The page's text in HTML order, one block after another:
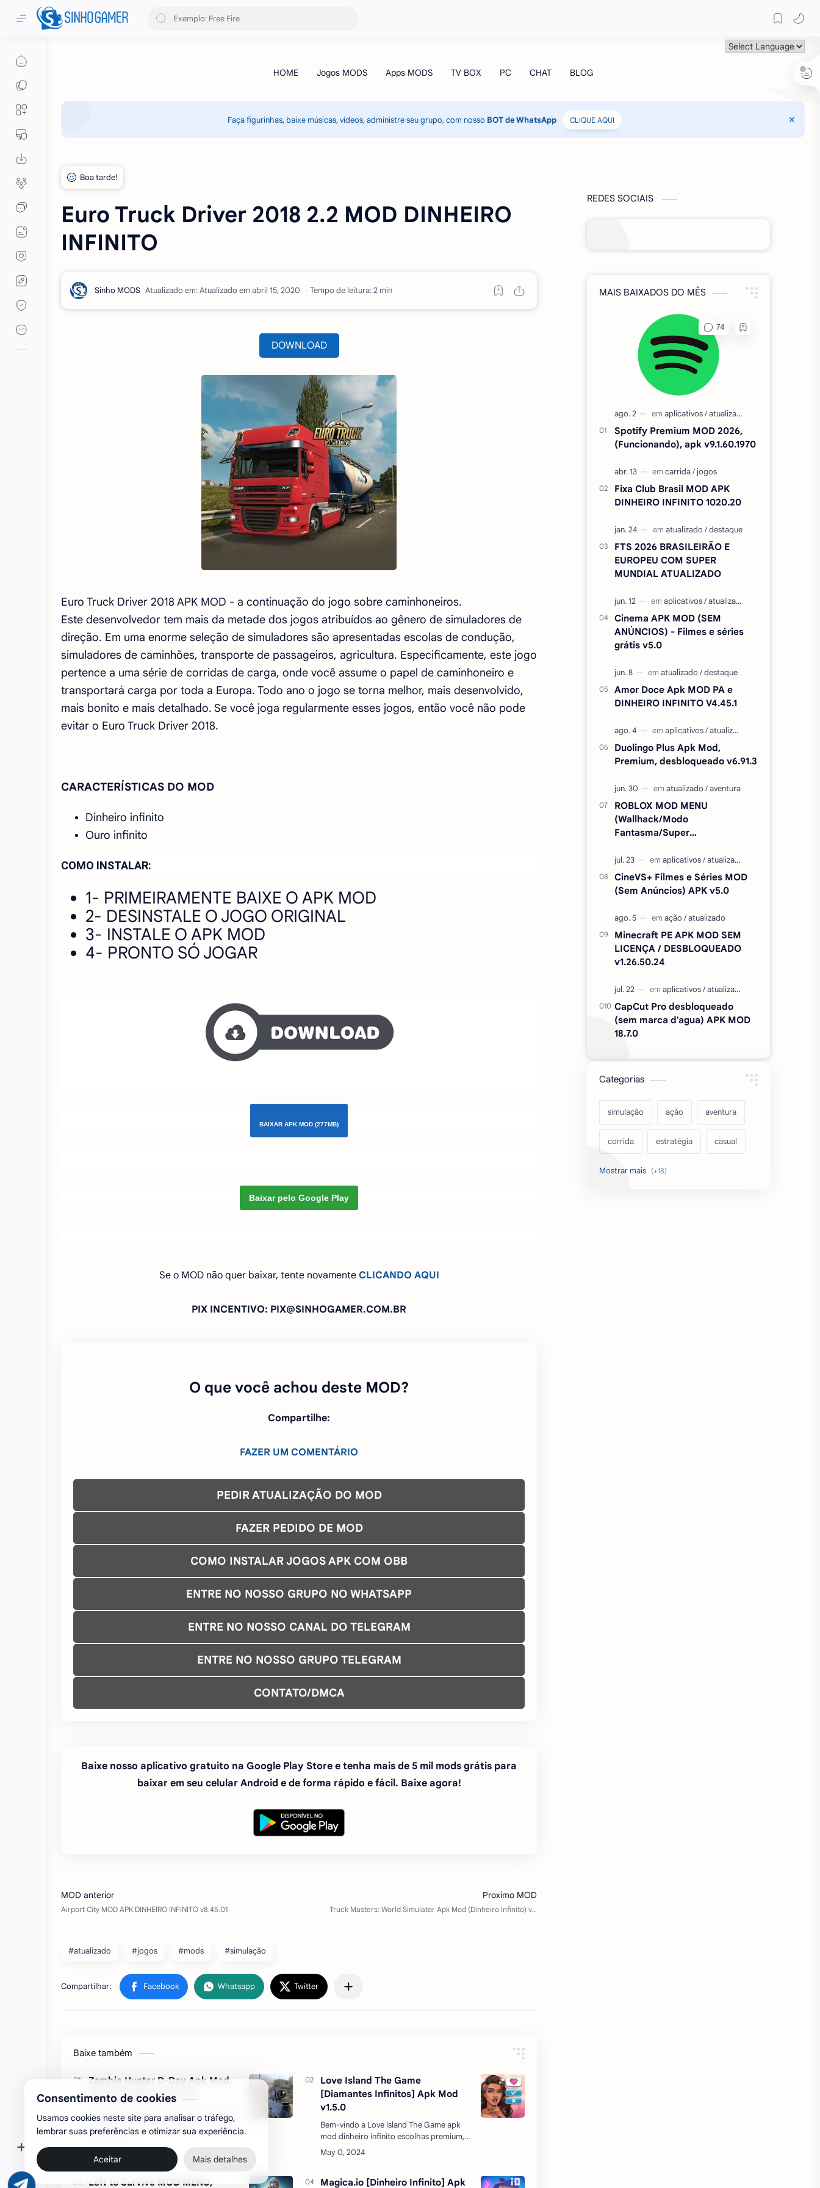
Faça figurinhas, baixe músicas, vídeos, administre seu grupo, com nosso BOT de WhatsApp CLIQUE AQUI
Euro Truck Driver 2018 2.2 MOD DINHEIRO
INFINITO
Atualizado em: Tempo de leitura: 2 min
DOWNLOAD
Euro Truck Driver 2018 APK MOD - a continuação do jogo sobre caminhoneiros.
Este desenvolvedor tem mais da metade dos jogos atribuídos ao gênero de simuladores de
direção. Em uma enorme seleção de simuladores são apresentadas escolas de condução,
simuladores de caminhões, transporte de passageiros, agricultura. Especificamente, este jogo
pertence a uma série de corridas de carga, onde você assume o papel de caminhoneiro e
transportará carga por toda a Europa. Todo ano o jogo se torna melhor, mais desenvolvido,
mais bonito e mais detalhado. Se você joga regularmente esses jogos, então você não pode
evitar o Euro Truck Driver 2018.
CARACTERÍSTICAS DO MOD
Dinheiro infinito
Ouro infinito
COMO INSTALAR:
1- PRIMEIRAMENTE BAIXE O APK MOD
2- DESINSTALE O JOGO ORIGINAL
3- INSTALE O APK MOD
4- PRONTO SÓ JOGAR
BAIXAR APK MOD (277MB)
Baixar pelo Google Play
Se o MOD não quer baixar, tente novamente CLICANDO AQUI
PIX INCENTIVO: PIX@SINHOGAMER.COM.BR
O que você achou deste MOD?
Compartilhe:
FAZER UM COMENTÁRIO
PEDIR ATUALIZAÇÃO DO MOD
FAZER PEDIDO DE MOD
COMO INSTALAR JOGOS APK COM OBB
ENTRE NO NOSSO GRUPO NO WHATSAPP
ENTRE NO NOSSO CANAL DO TELEGRAM
ENTRE NO NOSSO GRUPO TELEGRAM
CONTATO/DMCA
Baixe nosso aplicativo gratuito na Google Play Store e tenha mais de 5 mil mods grátis para
baixar em seu celular Android e de forma rápido e fácil. Baixe agora!
#atualizado #jogos #mods #simulação
Baixe também
Zombie Hunter D-Day Apk Mod,
Dinheiro Infinito v1.0.911
explorar locais, simultaneamente destruir
mutantes, limpar territórios, procurar por
armas mais poderosas e modernas e
também passar…
Love Island The Game
[Diamantes Infinitos] Apk Mod
v1.5.0
Bem-vindo a Love Island The Game apk
mod dinheiro infinito escolhas premium, a
história que coloca VOCÊ no centro do
sucesso do reality show ‘Love Island mod
Left to Survive MOD MENU, Magica.io [Dinheiro Infinito] Apk
REDES SOCIAIS
MAIS BAIXADOS DO MÊS
Spotify Premium MOD 2026,
(Funcionando), apk v9.1.60.1970
Fixa Club Brasil MOD APK
DINHEIRO INFINITO 1020.20
FTS 2026 BRASILEIRÃO E
EUROPEU COM SUPER
MUNDIAL ATUALIZADO
Cinema APK MOD (SEM
ANÚNCIOS) - Filmes e séries
grátis v5.0
Amor Doce Apk MOD PA e
DINHEIRO INFINITO V4.45.1
Duolingo Plus Apk Mod,
Premium, desbloqueado v6.91.3
ROBLOX MOD MENU
(Wallhack/Modo
Fantasma/Super
CineVS+ Filmes e Séries MOD
(Sem Anúncios) APK v5.0
Minecraft PE APK MOD SEM
LICENÇA / DESBLOQUEADO
v1.26.50.24
CapCut Pro desbloqueado
(sem marca d'agua) APK MOD
18.7.0
Categorias
simulação ação aventura
corrida estratégia casual
acarde esportes
Consentimento de cookies
Usamos cookies neste site para analisar o tráfego,
lembrar suas preferências e otimizar sua experiência.
Aceitar Mais detalhes